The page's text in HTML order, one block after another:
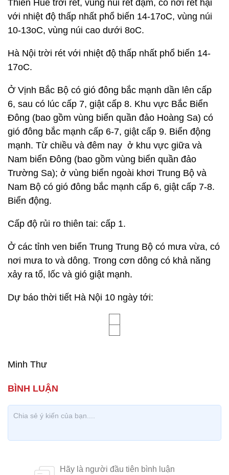
Thiên Huế trời rét, vùng núi rét đậm, có nơi rét hại
với nhiệt độ thấp nhất phổ biến 14-17oC, vùng núi
10-13oC, vùng núi cao dưới 8oC.
Hà Nội trời rét với nhiệt độ thấp nhất phổ biến 14-
17oC.
Ở Vịnh Bắc Bộ có gió đông bắc mạnh dần lên cấp
6, sau có lúc cấp 7, giật cấp 8. Khu vực Bắc Biển
Đông (bao gồm vùng biển quần đảo Hoàng Sa) có
gió đông bắc mạnh cấp 6-7, giật cấp 9. Biển động
mạnh. Từ chiều và đêm nay ở khu vực giữa và
Nam biển Đông (bao gồm vùng biển quần đảo
Trường Sa); ở vùng biển ngoài khơi Trung Bộ và
Nam Bộ có gió đông bắc mạnh cấp 6, giật cấp 7-8.
Biển động.
Cấp độ rủi ro thiên tai: cấp 1.
Ở các tỉnh ven biển Trung Trung Bộ có mưa vừa, có
nơi mưa to và dông. Trong cơn dông có khả năng
xảy ra tố, lốc và gió giật mạnh.
Dự báo thời tiết Hà Nội 10 ngày tới:
Minh Thư